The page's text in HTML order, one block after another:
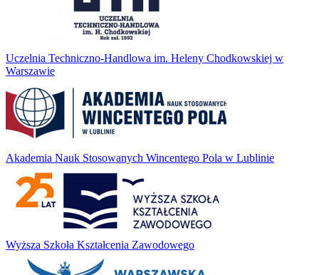
Uczelnia Techniczno-Handlowa im. Heleny Chodkowskiej w
Warszawie
Akademia Nauk Stosowanych Wincentego Pola w Lublinie
Wyższa Szkoła Kształcenia Zawodowego